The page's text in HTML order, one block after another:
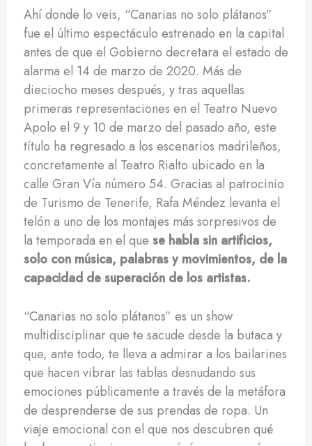
Ahí donde lo veis, “Canarias no solo plátanos”
fue el último espectáculo estrenado en la capital
antes de que el Gobierno decretara el estado de
alarma el 14 de marzo de 2020. Más de
dieciocho meses después, y tras aquellas
primeras representaciones en el Teatro Nuevo
Apolo el 9 y 10 de marzo del pasado año, este
título ha regresado a los escenarios madrileños,
concretamente al Teatro Rialto ubicado en la
calle Gran Vía número 54. Gracias al patrocinio
de Turismo de Tenerife, Rafa Méndez levanta el
telón a uno de los montajes más sorpresivos de
la temporada en el que se habla sin artificios,
solo con música, palabras y movimientos, de la
capacidad de superación de los artistas.
“Canarias no solo plátanos” es un show
multidisciplinar que te sacude desde la butaca y
que, ante todo, te lleva a admirar a los bailarines
que hacen vibrar las tablas desnudando sus
emociones públicamente a través de la metáfora
de desprenderse de sus prendas de ropa. Un
viaje emocional con el que nos descubren qué